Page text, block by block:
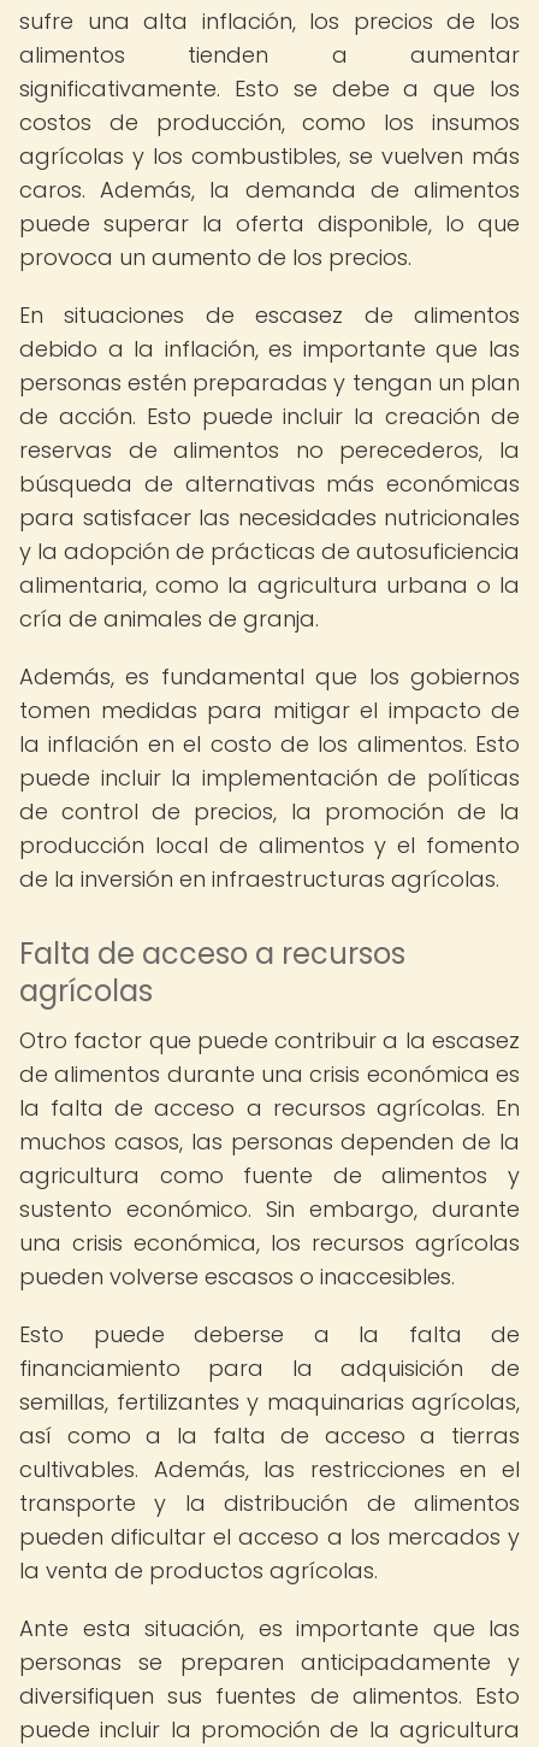
sufre una alta inflación, los precios de los
alimentos tienden a aumentar
significativamente. Esto se debe a que los
costos de producción, como los insumos
agrícolas y los combustibles, se vuelven más
caros. Además, la demanda de alimentos
puede superar la oferta disponible, lo que
provoca un aumento de los precios.
En situaciones de escasez de alimentos
debido a la inflación, es importante que las
personas estén preparadas y tengan un plan
de acción. Esto puede incluir la creación de
reservas de alimentos no perecederos, la
búsqueda de alternativas más económicas
para satisfacer las necesidades nutricionales
y la adopción de prácticas de autosuficiencia
alimentaria, como la agricultura urbana o la
cría de animales de granja.
Además, es fundamental que los gobiernos
tomen medidas para mitigar el impacto de
la inflación en el costo de los alimentos. Esto
puede incluir la implementación de políticas
de control de precios, la promoción de la
producción local de alimentos y el fomento
de la inversión en infraestructuras agrícolas.
Falta de acceso a recursos
agrícolas
Otro factor que puede contribuir a la escasez
de alimentos durante una crisis económica es
la falta de acceso a recursos agrícolas. En
muchos casos, las personas dependen de la
agricultura como fuente de alimentos y
sustento económico. Sin embargo, durante
una crisis económica, los recursos agrícolas
pueden volverse escasos o inaccesibles.
Esto puede deberse a la falta de
financiamiento para la adquisición de
semillas, fertilizantes y maquinarias agrícolas,
así como a la falta de acceso a tierras
cultivables. Además, las restricciones en el
transporte y la distribución de alimentos
pueden dificultar el acceso a los mercados y
la venta de productos agrícolas.
Ante esta situación, es importante que las
personas se preparen anticipadamente y
diversifiquen sus fuentes de alimentos. Esto
puede incluir la promoción de la agricultura